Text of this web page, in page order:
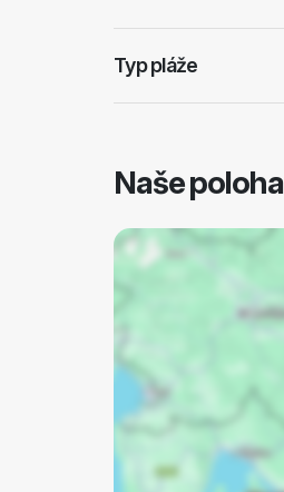
Typ pláže
Naše poloha